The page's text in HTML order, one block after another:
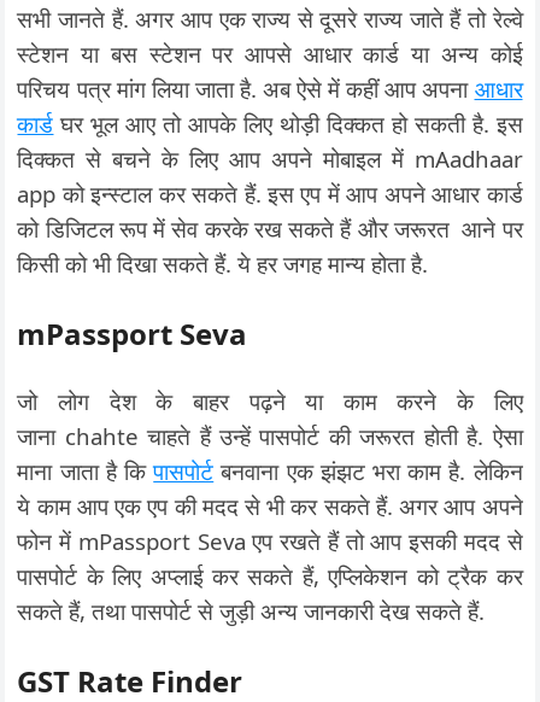
सभी जानते हैं. अगर आप एक राज्य से दूसरे राज्य जाते हैं तो रेल्वे
स्टेशन या बस स्टेशन पर आपसे आधार कार्ड या अन्य कोई
परिचय पत्र मांग लिया जाता है. अब ऐसे में कहीं आप अपना आधार
कार्ड घर भूल आए तो आपके लिए थोड़ी दिक्कत हो सकती है. इस
दिक्कत से बचने के लिए आप अपने मोबाइल में mAadhaar
app को इन्स्टाल कर सकते हैं. इस एप में आप अपने आधार कार्ड
को डिजिटल रूप में सेव करके रख सकते हैं और जरूरत आने पर
किसी को भी दिखा सकते हैं. ये हर जगह मान्य होता है.
mPassport Seva
जो लोग देश के बाहर पढ़ने या काम करने के लिए
जाना chahte चाहते हैं उन्हें पासपोर्ट की जरूरत होती है. ऐसा
माना जाता है किपासपोर्ट बनवाना एक झंझट भरा काम है. लेकिन
ये काम आप एक एप की मदद से भी कर सकते हैं. अगर आप अपने
फोन में mPassport Seva एप रखते हैं तो आप इसकी मदद से
पासपोर्ट के लिए अप्लाई कर सकते हैं, एप्लिकेशन को ट्रैक कर
सकते हैं, तथा पासपोर्ट से जुड़ी अन्य जानकारी देख सकते हैं.
GST Rate Finder